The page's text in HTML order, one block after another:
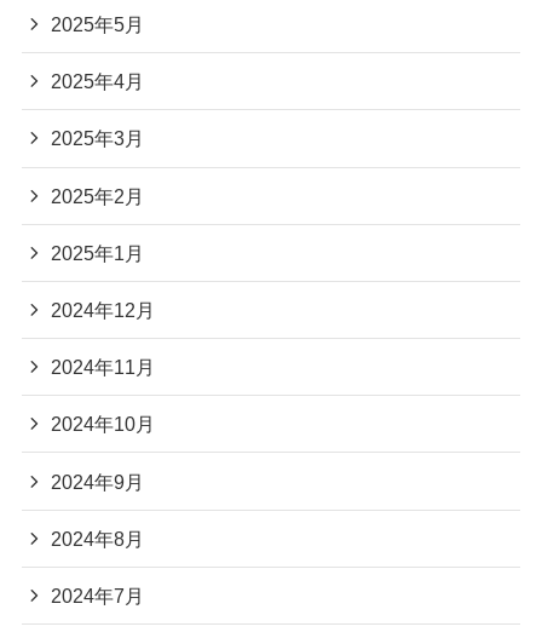
2025年5月
2025年4月
2025年3月
2025年2月
2025年1月
2024年12月
2024年11月
2024年10月
2024年9月
2024年8月
2024年7月